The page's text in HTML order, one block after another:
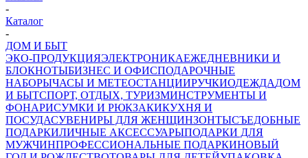
-
Каталог
-
ДОМ И БЫТ
ЭКО-ПРОДУКЦИЯЭЛЕКТРОНИКАЕЖЕДНЕВНИКИ И
БЛОКНОТЫБИЗНЕС И ОФИСПОДАРОЧНЫЕ
НАБОРЫЧАСЫ И МЕТЕОСТАНЦИИРУЧКИОДЕЖДАДОМ
И БЫТСПОРТ, ОТДЫХ, ТУРИЗМИНСТРУМЕНТЫ И
ФОНАРИСУМКИ И РЮКЗАКИКУХНЯ И
ПОСУДАСУВЕНИРЫ ДЛЯ ЖЕНЩИНЗОНТЫСЪЕДОБНЫЕ
ПОДАРКИЛИЧНЫЕ АКСЕССУАРЫПОДАРКИ ДЛЯ
МУЖЧИНПРОФЕССИОНАЛЬНЫЕ ПОДАРКИНОВЫЙ